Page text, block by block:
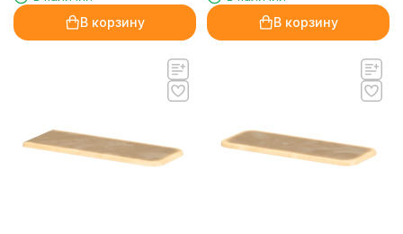
В корзину В корзину